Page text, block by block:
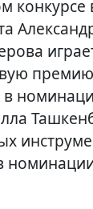
конкурсе
в